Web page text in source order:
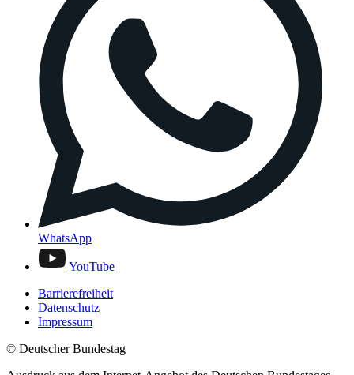
WhatsApp
YouTube
Barrierefreiheit
Datenschutz
Impressum
© Deutscher Bundestag